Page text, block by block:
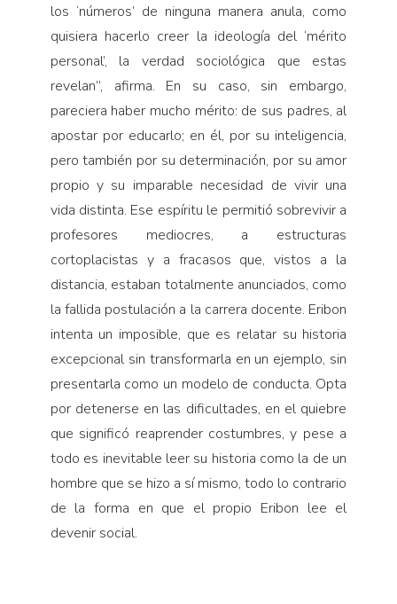
los ‘números’ de ninguna manera anula, como
quisiera hacerlo creer la ideología del ‘mérito
personal’, la verdad sociológica que estas
revelan”, afirma. En su caso, sin embargo,
pareciera haber mucho mérito: de sus padres, al
apostar por educarlo; en él, por su inteligencia,
pero también por su determinación, por su amor
propio y su imparable necesidad de vivir una
vida distinta. Ese espíritu le permitió sobrevivir a
profesores mediocres, a estructuras
cortoplacistas y a fracasos que, vistos a la
distancia, estaban totalmente anunciados, como
la fallida postulación a la carrera docente. Eribon
intenta un imposible, que es relatar su historia
excepcional sin transformarla en un ejemplo, sin
presentarla como un modelo de conducta. Opta
por detenerse en las dificultades, en el quiebre
que significó reaprender costumbres, y pese a
todo es inevitable leer su historia como la de un
hombre que se hizo a sí mismo, todo lo contrario
de la forma en que el propio Eribon lee el
devenir social.